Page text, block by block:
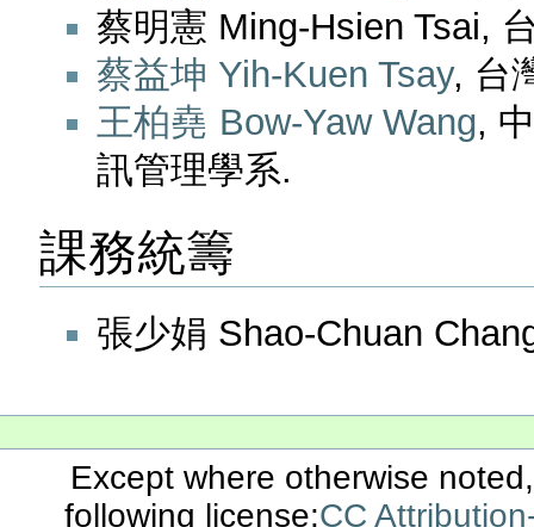
蔡明憲 Ming-Hsien Tsai,
蔡益坤 Yih-Kuen Tsay, 台
王柏堯 Bow-Yaw Wang,
訊管理學系.
課務統籌
張少娟 Shao-Chuan
Except where otherwise
following license:CC